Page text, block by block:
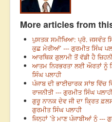
More articles from
ਪੁਸਤਕ ਸਮੀਖਿਆ: ਪ੍ਰੋ. ਜਸਵੰਤ
ਕੁਛ ਮੇਰੀਆਂ’ --- ਗੁਰਮੀਤ ਸਿੰਘ
ਆਰਥਿਕ ਗੁਲਾਮੀ ਤੋਂ ਵੱਡੀ ਹੈ
ਆਤਮ ਨਿਰਭਰਤਾ ਲਈ ਔਰਤਾਂ ਨੂੰ
ਸਿੰਘ ਪਲਾਹੀ
ਪੰਜਾਬ ਦੀ ਭਾਈਚਾਰਕ ਸਾਂਝ ਵਿੱਚ
ਰਾਜਨੀਤੀ --- ਗੁਰਮੀਤ ਸਿੰਘ
ਗੁਰੂ ਨਾਨਕ ਦੇਵ ਜੀ ਦਾ ਕ੍ਰਿਤ
ਗੁਰਮੀਤ ਸਿੰਘ ਪਲਾਹੀ
ਜਿਨ੍ਹਾਂ ’ਤੇ ਮਾਣ ਪੰਜਾਬੀਆਂ ਨੂੰ ---